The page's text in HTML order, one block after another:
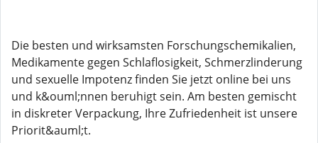
Die besten und wirksamsten Forschungschemikalien,
Medikamente gegen Schlaflosigkeit, Schmerzlinderung
und sexuelle Impotenz finden Sie jetzt online bei uns
und k&ouml;nnen beruhigt sein. Am besten gemischt
in diskreter Verpackung, Ihre Zufriedenheit ist unsere
Priorit&auml;t.